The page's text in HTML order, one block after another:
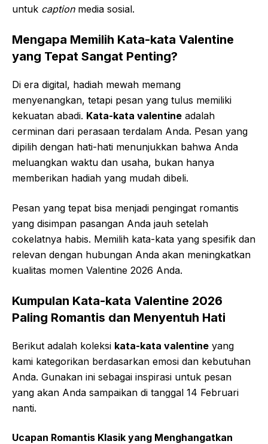
untuk captionmedia sosial.
Mengapa Memilih Kata-kata Valentine
yang Tepat Sangat Penting?
Di era digital, hadiah mewah memang
menyenangkan, tetapi pesan yang tulus memiliki
kekuatan abadi. Kata-kata valentine adalah
cerminan dari perasaan terdalam Anda. Pesan yang
dipilih dengan hati-hati menunjukkan bahwa Anda
meluangkan waktu dan usaha, bukan hanya
memberikan hadiah yang mudah dibeli.
Pesan yang tepat bisa menjadi pengingat romantis
yang disimpan pasangan Anda jauh setelah
cokelatnya habis. Memilih kata-kata yang spesifik dan
relevan dengan hubungan Anda akan meningkatkan
kualitas momen Valentine 2026 Anda.
Kumpulan Kata-kata Valentine 2026
Paling Romantis dan Menyentuh Hati
Berikut adalah koleksi kata-kata valentine yang
kami kategorikan berdasarkan emosi dan kebutuhan
Anda. Gunakan ini sebagai inspirasi untuk pesan
yang akan Anda sampaikan di tanggal 14 Februari
nanti.
Ucapan Romantis Klasik yang Menghangatkan